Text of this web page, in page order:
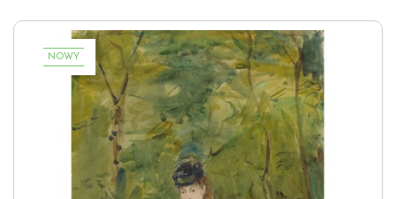
NOWY